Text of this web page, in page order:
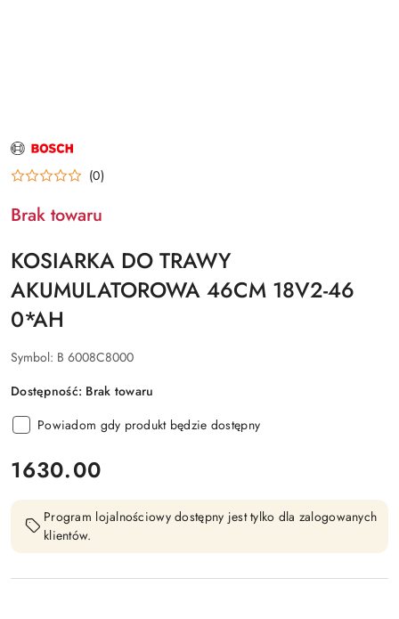
NAZWA
PRODUCENTA:
BOSCH (0)
Brak towaru
KOSIARKA DO TRAWY
AKUMULATOROWA 46CM 18V2-46
0*AH
Symbol: B 6008C8000
Dostępność: Brak towaru
Powiadom gdy produkt będzie dostępny
cena:
1630.00
Program lojalnościowy dostępny jest tylko dla zalogowanych
klientów.